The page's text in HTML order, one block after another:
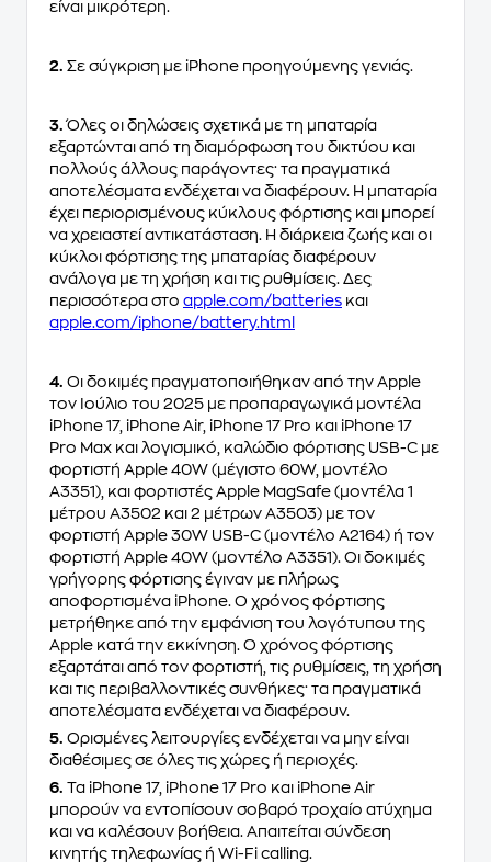
είναι μικρότερη.
2. Σε σύγκριση με iPhone προηγούμενης γενιάς.
3. Όλες οι δηλώσεις σχετικά με τη μπαταρία
εξαρτώνται από τη διαμόρφωση του δικτύου και
πολλούς άλλους παράγοντες· τα πραγματικά
αποτελέσματα ενδέχεται να διαφέρουν. Η μπαταρία
έχει περιορισμένους κύκλους φόρτισης και μπορεί
να χρειαστεί αντικατάσταση. Η διάρκεια ζωής και οι
κύκλοι φόρτισης της μπαταρίας διαφέρουν
ανάλογα με τη χρήση και τις ρυθμίσεις. Δες
περισσότερα στο apple.com/batteries και
apple.com/iphone/battery.html
4. Οι δοκιμές πραγματοποιήθηκαν από την Apple
τον Ιούλιο του 2025 με προπαραγωγικά μοντέλα
iPhone 17, iPhone Air, iPhone 17 Pro και iPhone 17
Pro Max και λογισμικό, καλώδιο φόρτισης USB-C με
φορτιστή Apple 40W (μέγιστο 60W, μοντέλο
A3351), και φορτιστές Apple MagSafe (μοντέλα 1
μέτρου A3502 και 2 μέτρων A3503) με τον
φορτιστή Apple 30W USB-C (μοντέλο A2164) ή τον
φορτιστή Apple 40W (μοντέλο A3351). Οι δοκιμές
γρήγορης φόρτισης έγιναν με πλήρως
αποφορτισμένα iPhone. Ο χρόνος φόρτισης
μετρήθηκε από την εμφάνιση του λογότυπου της
Apple κατά την εκκίνηση. Ο χρόνος φόρτισης
εξαρτάται από τον φορτιστή, τις ρυθμίσεις, τη χρήση
και τις περιβαλλοντικές συνθήκες· τα πραγματικά
αποτελέσματα ενδέχεται να διαφέρουν.
5. Ορισμένες λειτουργίες ενδέχεται να μην είναι
διαθέσιμες σε όλες τις χώρες ή περιοχές.
6. Τα iPhone 17, iPhone 17 Pro και iPhone Air
μπορούν να εντοπίσουν σοβαρό τροχαίο ατύχημα
και να καλέσουν βοήθεια. Απαιτείται σύνδεση
κινητής τηλεφωνίας ή Wi-Fi calling.